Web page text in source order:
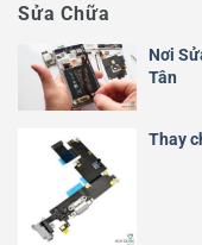
Sửa Chữa
Nơi
Tân
Thay